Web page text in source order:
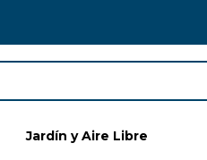
Jardín y Aire Libre